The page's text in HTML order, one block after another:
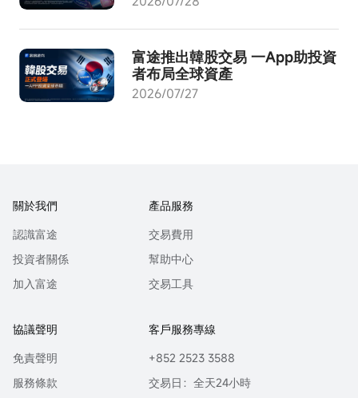
富途推出韓股交易 一App助投資
者布局全球資產
2026/07/27
關於我們
認識富途
投資者關係
加入富途
產品服務
交易費用
幫助中心
交易工具
協議聲明
免責聲明
服務條款
客戶服務專線
+852 2523 3588
交易日：全天24小時